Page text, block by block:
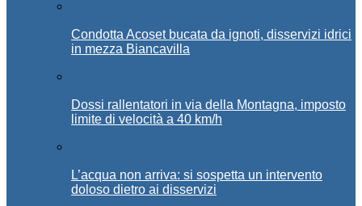
Condotta Acoset bucata da ignoti, disservizi idrici
in mezza Biancavilla
Dossi rallentatori in via della Montagna, imposto
limite di velocità a 40 km/h
L’acqua non arriva: si sospetta un intervento
doloso dietro ai disservizi